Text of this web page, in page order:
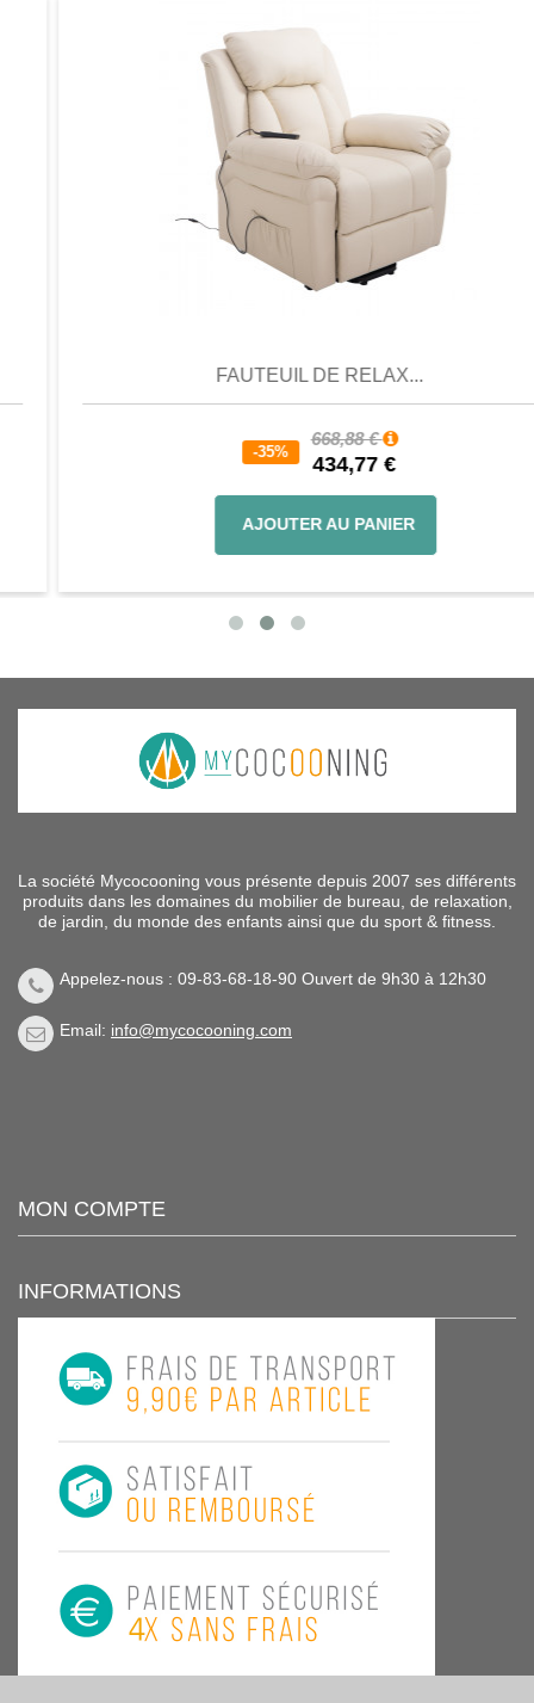
FAUTEUIL DE RELAX...
668,88 €
434,77 €
AJOUTER AU PANIER
La société Mycocooning vous présente depuis 2007 ses différents
produits dans les domaines du mobilier de bureau, de relaxation,
de jardin, du monde des enfants ainsi que du sport & fitness.
Appelez-nous : 09-83-68-18-90 Ouvert de 9h30 à 12h30
Email: info@mycocooning.com
MON COMPTE
INFORMATIONS